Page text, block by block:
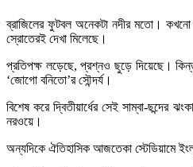
ব্রাজিলের ফুটবল অনেকটা নদীর মতো। কখনো
স্রোতেরই দেখা মিলেছে।
প্রতিপক্ষ লড়েছে, প্রশ্নও ছুড়ে দিয়েছে।
‘জোগো বনিতো’র সৌন্দর্য।
বিশেষ করে দ্বিতীয়ার্ধের সেই সাম্বা-ছন্দের
নরওয়ে।
অন্যদিকে ঐতিহাসিক আজতেকা স্টেডিয়ামে